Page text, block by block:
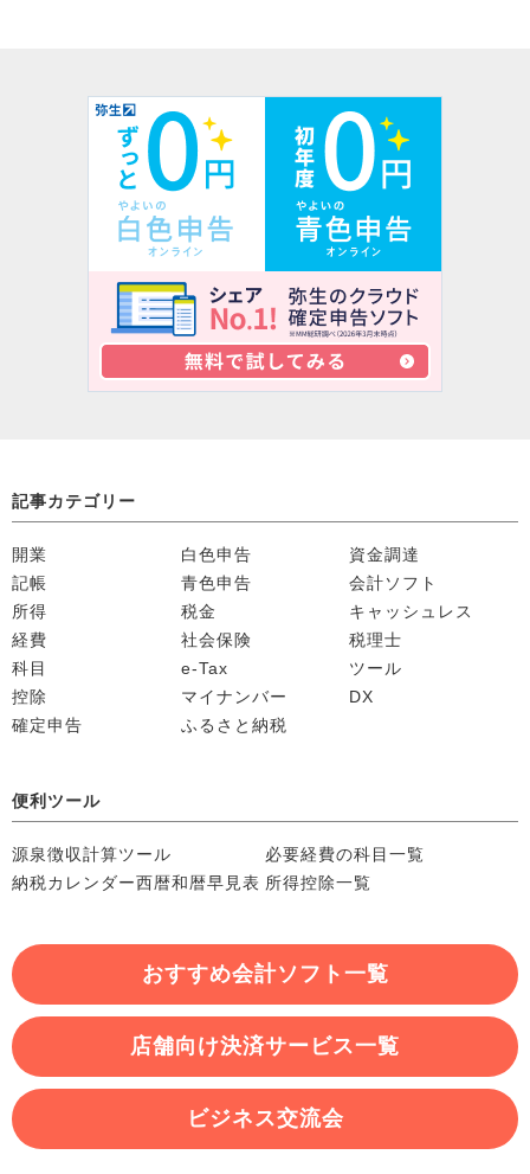
記事カテゴリー
開業
記帳
所得
経費
科目
控除
確定申告
白色申告
青色申告
税金
社会保険
e-Tax
マイナンバー
ふるさと納税
資金調達
会計ソフト
キャッシュレス
税理士
ツール
DX
便利ツール
源泉徴収計算ツール
納税カレンダー西暦和暦早見表
必要経費の科目一覧
所得控除一覧
おすすめ会計ソフト一覧
店舗向け決済サービス一覧
ビジネス交流会